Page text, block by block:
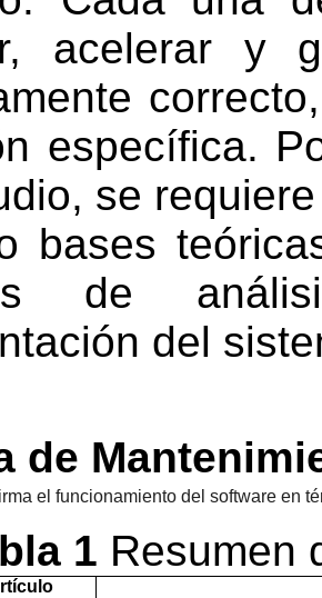
acelerar y
específica.
se
bases
de
del
de
el funcionamiento del software en
1 Resumen